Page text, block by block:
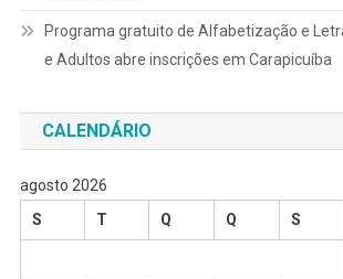
Programa gratuito de Alfabetização e
e Adultos abre inscrições em Carapicuíba
CALENDÁRIO
agosto 2026
S
T Q Q S